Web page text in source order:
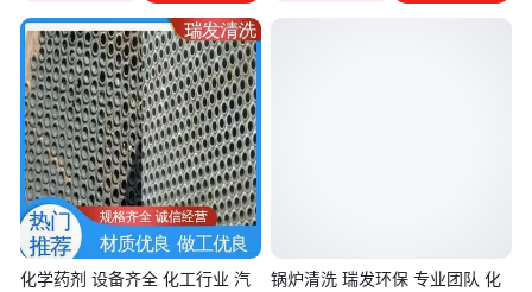
化学药剂 设备齐全 化工行业 汽
锅炉清洗 瑞发环保 专业团队 化